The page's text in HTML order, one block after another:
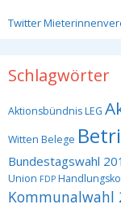
Twitter
Schlagwörter
Aktionsbündnis LEG
Witten Belege
Bundestagswahl
Union FDP
Kommunalwahl